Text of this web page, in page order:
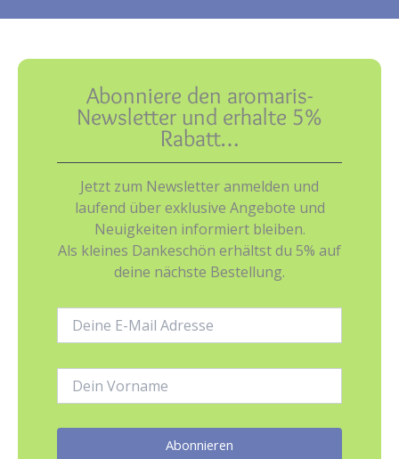
Abonniere den aromaris-
Newsletter und erhalte 5%
Rabatt…
Jetzt zum Newsletter anmelden und
laufend über exklusive Angebote und
Neuigkeiten informiert bleiben.
Als kleines Dankeschön erhältst du 5% auf
deine nächste Bestellung.
Mail-